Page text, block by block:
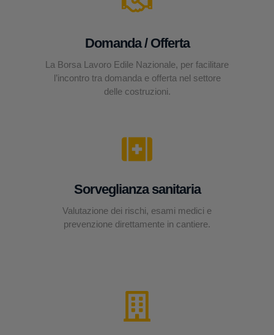
Domanda / Offerta
La Borsa Lavoro Edile Nazionale, per facilitare
l’incontro tra domanda e offerta nel settore
delle costruzioni.
Sorveglianza sanitaria
Valutazione dei rischi, esami medici e
prevenzione direttamente in cantiere.